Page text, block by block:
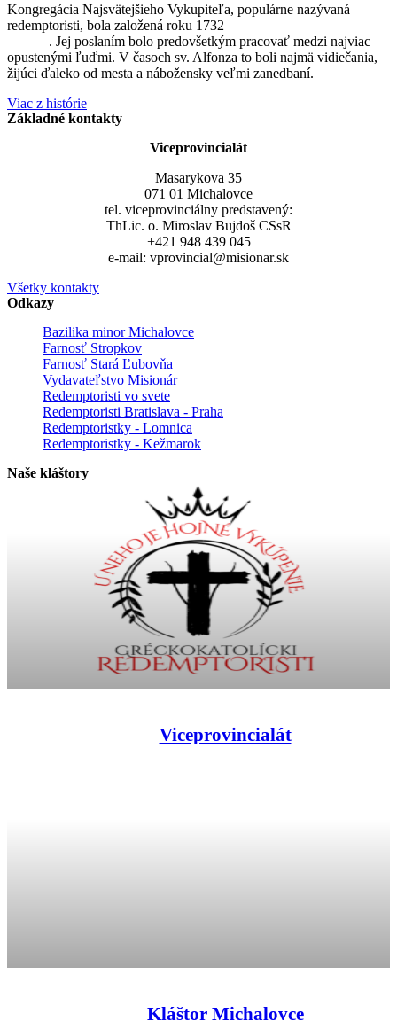
Kongregácia Najsvätejšieho Vykupiteľa, populárne nazývaná
redemptoristi, bola založená roku 1732
. Jej poslaním bolo predovšetkým pracovať medzi najviac
opustenými ľuďmi. V časoch sv. Alfonza to boli najmä vidiečania,
žijúci ďaleko od mesta a nábožensky veľmi zanedbaní.
Viac z histórie
Základné kontakty
Viceprovincialát
Masarykova 35
071 01 Michalovce
tel. viceprovinciálny predstavený:
ThLic. o. Miroslav Bujdoš CSsR
+421 948 439 045
e-mail: vprovincial@misionar.sk
Všetky kontakty
Odkazy
Bazilika minor Michalovce
Farnosť Stropkov
Farnosť Stará Ľubovňa
Vydavateľstvo Misionár
Redemptoristi vo svete
Redemptoristi Bratislava - Praha
Redemptoristky - Lomnica
Redemptoristky - Kežmarok
Naše kláštory
Viceprovincialát
Kláštor Michalovce